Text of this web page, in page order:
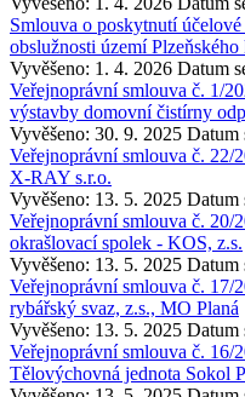
Smlouva o poskytnutí
obslužnosti území
Vyvěšeno: 1. 4. 2026 Datum
Veřejnoprávní smlouva č. 1/
výstavby domovní čistírny
Vyvěšeno: 30. 9. 2025 Datum
Veřejnoprávní smlouva č.
X-RAY s.r.o.
Vyvěšeno: 13. 5. 2025 Datum
Veřejnoprávní smlouva č. 20/
okrašlovací spolek - KOS, z.s.
Vyvěšeno: 13. 5. 2025 Datum
Veřejnoprávní smlouva č. 17/
rybářský svaz, z.s., MO Planá
Vyvěšeno: 13. 5. 2025 Datum
Veřejnoprávní smlouva č. 16/
Tělovýchovná jednota Sokol